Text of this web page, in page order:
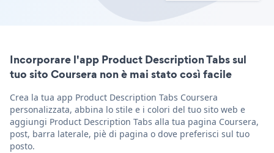
Incorporare l'app Product Description Tabs sul
tuo sito Coursera non è mai stato così facile
Crea la tua app Product Description Tabs Coursera
personalizzata, abbina lo stile e i colori del tuo sito web e
aggiungi Product Description Tabs alla tua pagina Coursera,
post, barra laterale, piè di pagina o dove preferisci sul tuo
posto.